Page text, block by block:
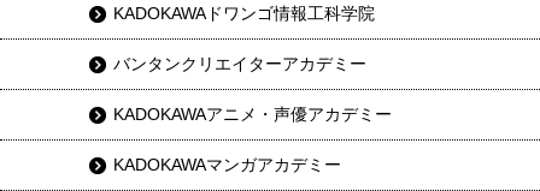
KADOKAWAドワンゴ情報工科学院
バンタンクリエイターアカデミー
KADOKAWAアニメ・声優アカデミー
KADOKAWAマンガアカデミー